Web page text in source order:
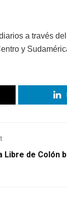
a través
y
Libre de Colón